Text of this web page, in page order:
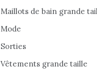
Maillots de bain grande
Mode
Sorties
Vêtements grande taille